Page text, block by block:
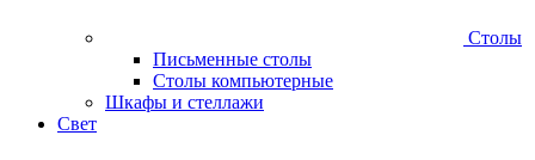
Столы
Письменные столы
Столы компьютерные
Шкафы и стеллажи
Свет